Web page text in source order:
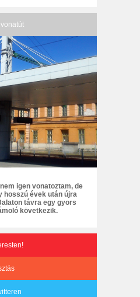
igen vonatoztam, de
hosszú évek után újra
távra egy gyors
következik.